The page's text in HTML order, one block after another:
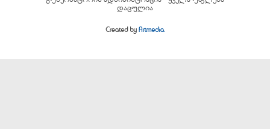
დაცულია